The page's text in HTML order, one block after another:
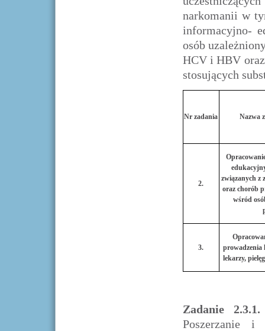
narkomanii w
informacyjno-
osób
HCV i HBV oraz
stosujących
Nr zadania Nazwa
2.
związanych z
oraz chorób
wśród
3.
prowadzenia
lekarzy,
Zadanie
Poszerzanie i